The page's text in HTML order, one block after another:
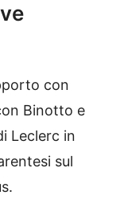
con
Binotto e
Leclerc in
sul